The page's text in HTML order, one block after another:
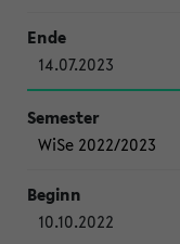
14.07.2023
WiSe 2022/2023
10.10.2022